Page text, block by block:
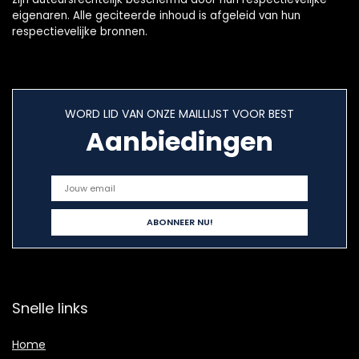
eigenaren. Alle geciteerde inhoud is afgeleid van hun
respectievelijke bronnen.
WORD LID VAN ONZE MAILLIJST VOOR BEST
Aanbiedingen
Snelle links
Home